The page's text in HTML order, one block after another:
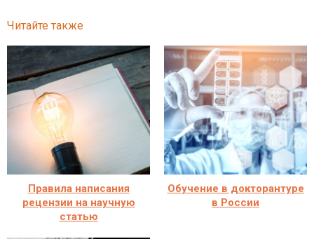
Читайте также
Правила написания
рецензии на научную
статью
Обучение в докторантуре
в России